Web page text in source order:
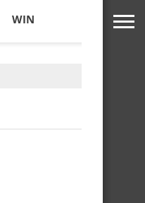
WIN